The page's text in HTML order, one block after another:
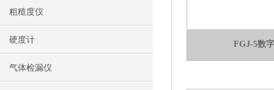
粗糙度仪
硬度计
气体检漏仪
FGJ-5数